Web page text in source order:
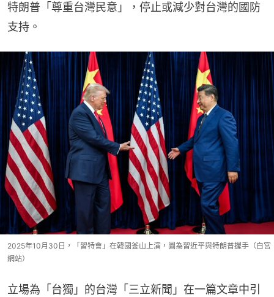
特朗普「尊重台灣民意」，停止或減少對台灣的國防
支持。
2025年10月30日，「習特會」在韓國釜山上演，圖為習近平與特朗普握手（白宮
網站）
立場為「台獨」的台灣「三立新聞」在一篇文章中引